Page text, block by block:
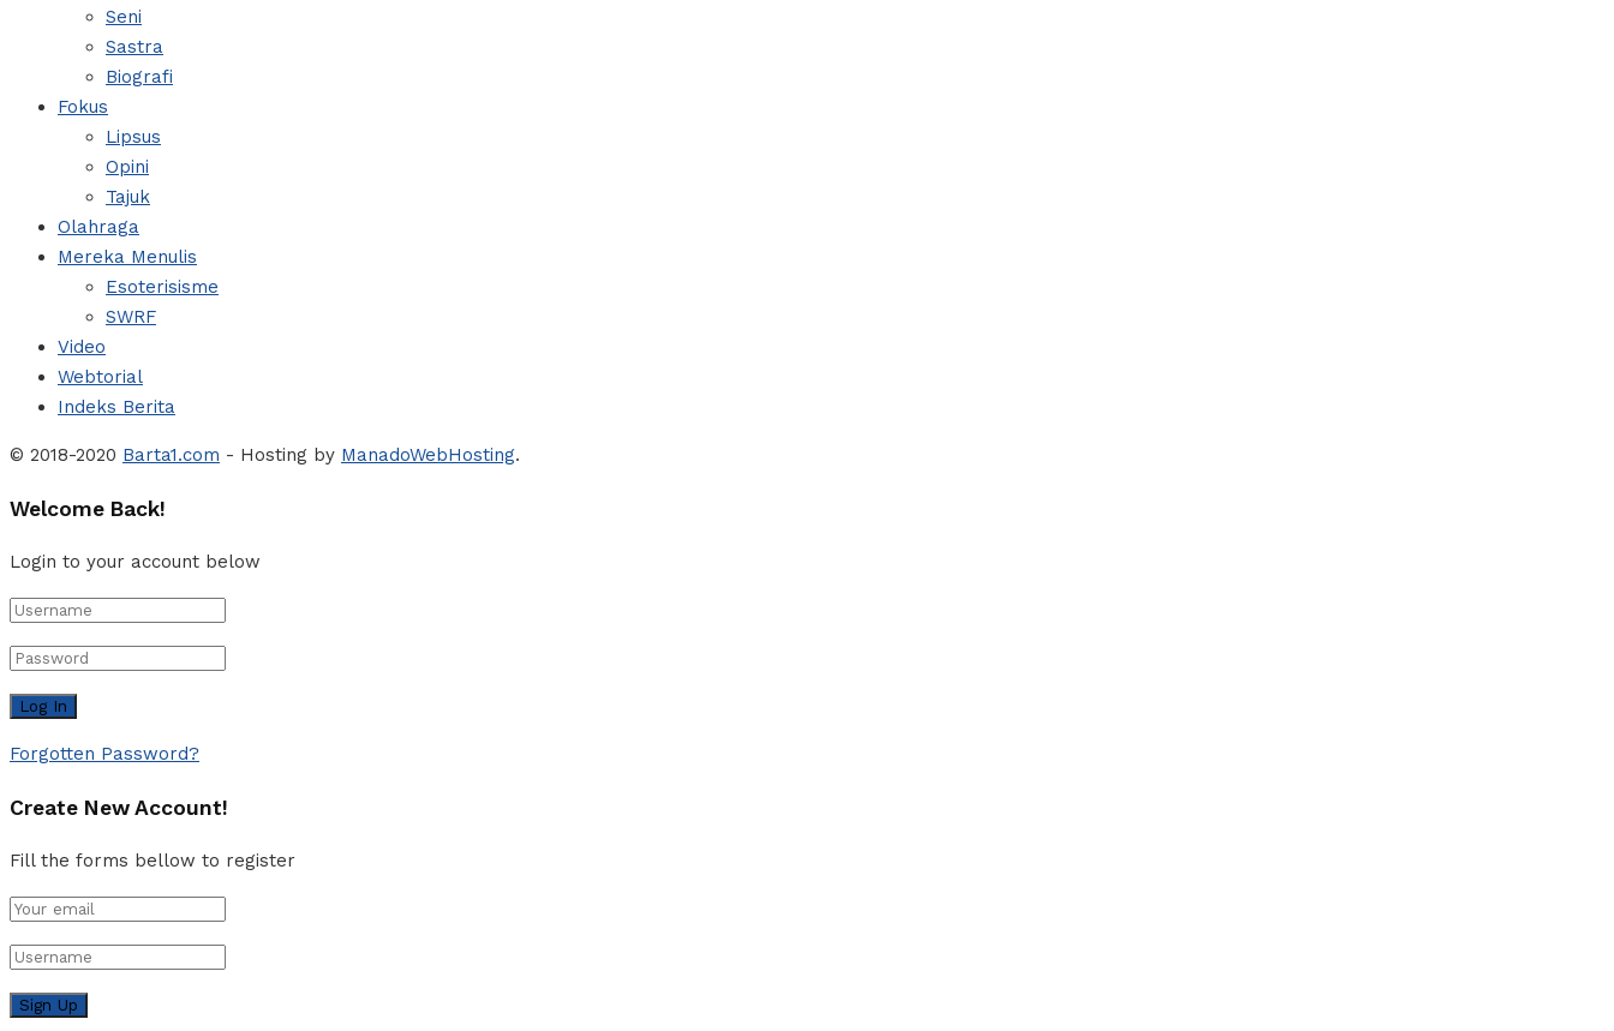
Seni
Sastra
Biografi
Fokus
Lipsus
Opini
Tajuk
Olahraga
Mereka Menulis
Esoterisisme
SWRF
Video
Webtorial
Indeks Berita
© 2018-2020 Barta1.com - Hosting by ManadoWebHosting.
Welcome Back!
Login to your account below
Forgotten Password?
Create New Account!
Fill the forms bellow to register